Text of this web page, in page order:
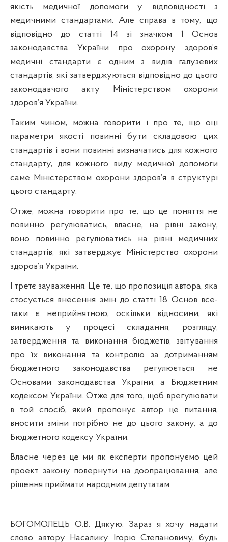
якість медичної допомоги у відповідності з
медичними стандартами. Але справа в тому, що
відповідно до статті 14 зі значком 1 Основ
законодавства України про охорону здоров’я
медичні стандарти є одним з видів галузевих
стандартів, які затверджуються відповідно до цього
законодавчого акту Міністерством охорони
здоров’я України.
Таким чином, можна говорити і про те, що оці
параметри якості повинні бути складовою цих
стандартів і вони повинні визначатись для кожного
стандарту, для кожного виду медичної допомоги
саме Міністерством охорони здоров’я в структурі
цього стандарту.
Отже, можна говорити про те, що це поняття не
повинно регулюватись, власне, на рівні закону,
воно повинно регулюватись на рівні медичних
стандартів, які затверджує Міністерство охорони
здоров’я України.
І третє зауваження. Це те, що пропозиція автора, яка
стосується внесення змін до статті 18 Основ все-
таки є неприйнятною, оскільки відносини, які
виникають у процесі складання, розгляду,
затвердження та виконання бюджетів, звітування
про їх виконання та контролю за дотриманням
бюджетного законодавства регулюється не
Основами законодавства України, а Бюджетним
кодексом України. Отже для того, щоб врегулювати
в той спосіб, який пропонує автор це питання,
вносити зміни потрібно не до цього закону, а до
Бюджетного кодексу України.
Власне через це ми як експерти пропонуємо цей
проект закону повернути на доопрацювання, але
рішення приймати народним депутатам.
БОГОМОЛЕЦЬ О.В. Дякую. Зараз я хочу надати
слово автору Насалику Ігорю Степановичу, будь